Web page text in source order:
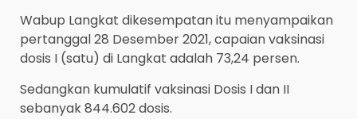
Wabup Langkat dikesempatan itu menyampaikan
pertanggal 28 Desember 2021, capaian vaksinasi
dosis I (satu) di Langkat adalah 73,24 persen.
Sedangkan kumulatif vaksinasi Dosis I dan II
sebanyak 844.602 dosis.